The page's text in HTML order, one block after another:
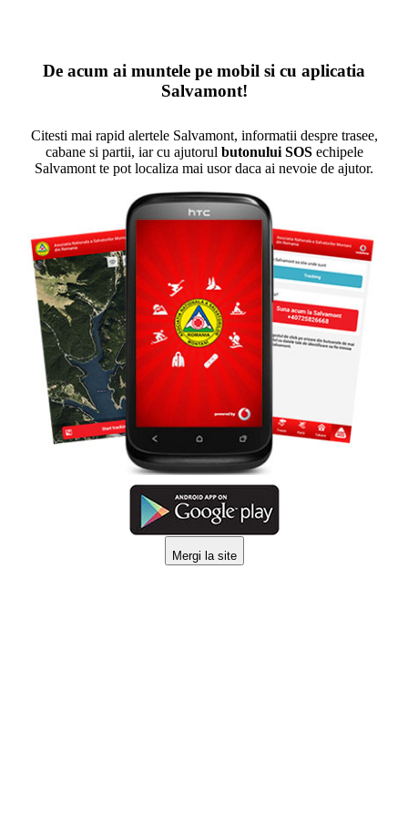
De acum ai muntele pe mobil si cu aplicatia
Salvamont!
Citesti mai rapid alertele Salvamont, informatii despre trasee,
cabane si partii, iar cu ajutorul butonului SOSechipele
Salvamont te pot localiza mai usor daca ai nevoie de ajutor.
Mergi la site